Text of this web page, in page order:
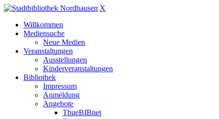
X
Willkommen
Mediensuche
Neue Medien
Veranstaltungen
Ausstellungen
Kinderveranstaltungen
Bibliothek
Impressum
Anmeldung
Angebote
ThueBIBnet